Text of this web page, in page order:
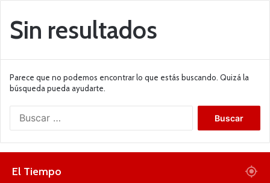
Sin resultados
Parece que no podemos encontrar lo que estás buscando. Quizá la
búsqueda pueda ayudarte.
El Tiempo